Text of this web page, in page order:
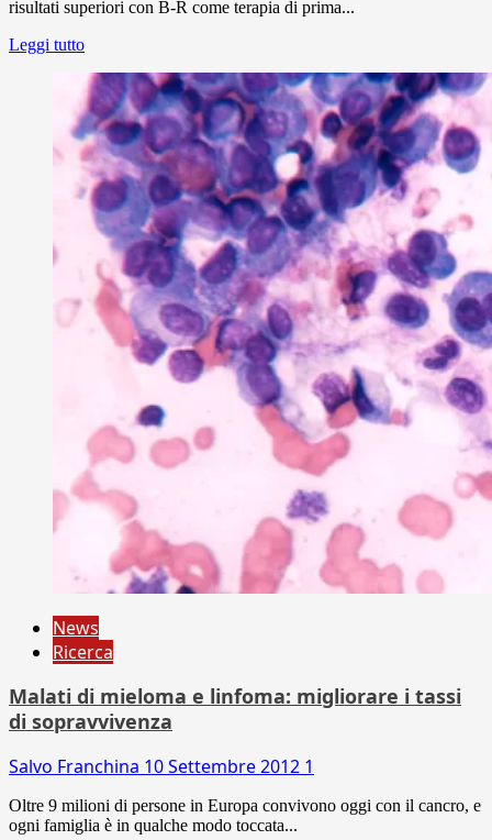
risultati superiori con B-R come terapia di prima...
Leggi tutto
News
Ricerca
Malati di mieloma e linfoma: migliorare i tassi
di sopravvivenza
Salvo Franchina 10 Settembre 2012 1
Oltre 9 milioni di persone in Europa convivono oggi con il cancro, e
ogni famiglia è in qualche modo toccata...